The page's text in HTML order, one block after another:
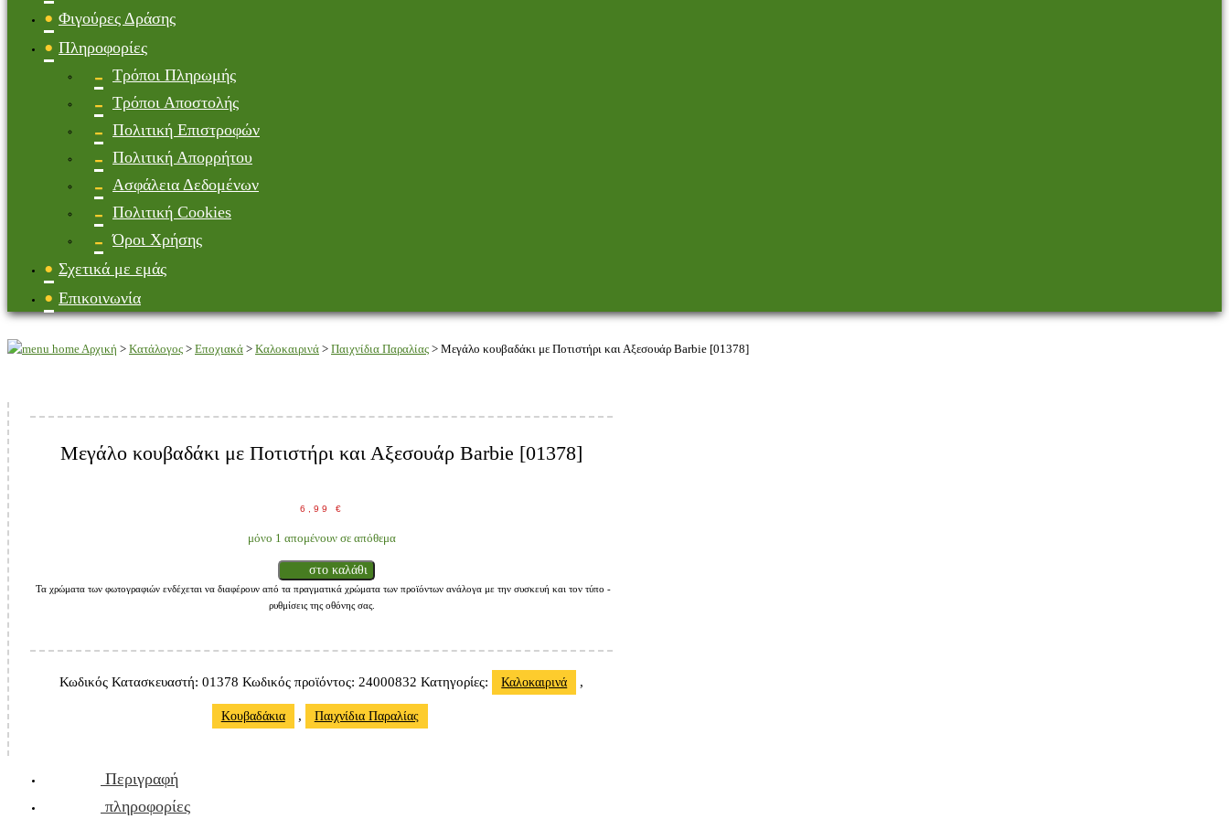
Φιγούρες Δράσης
Πληροφορίες
Τρόποι Πληρωμής
Τρόποι Αποστολής
Πολιτική Επιστροφών
Πολιτική Απορρήτου
Ασφάλεια Δεδομένων
Πολιτική Cookies
Όροι Χρήσης
Σχετικά με εμάς
Επικοινωνία
Αρχική > Κατάλογος > Εποχιακά > Καλοκαιρινά > Παιχνίδια Παραλίας > Μεγάλο κουβαδάκι με Ποτιστήρι και Αξεσουάρ Barbie [01378]
Μεγάλο κουβαδάκι με Ποτιστήρι και Αξεσουάρ Barbie [01378]
6,99 €
μόνο 1 απομένουν σε απόθεμα
στο καλάθι
Τα χρώματα των φωτογραφιών ενδέχεται να διαφέρουν από τα πραγματικά χρώματα των προϊόντων ανάλογα με την συσκευή και τον τύπο -
ρυθμίσεις της οθόνης σας.
Κωδικός Κατασκευαστή:01378 Κωδικός προϊόντος:24000832 Κατηγορίες: Καλοκαιρινά ,
Κουβαδάκια , Παιχνίδια Παραλίας
Περιγραφή
πληροφορίες